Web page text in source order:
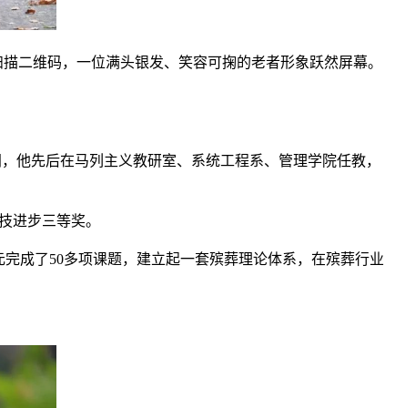
二维码，一位满头银发、笑容可掬的老者形象跃然屏幕。
先后在马列主义教研室、系统工程系、管理学院任教，
步三等奖。
成了50多项课题，建立起一套殡葬理论体系，在殡葬行业